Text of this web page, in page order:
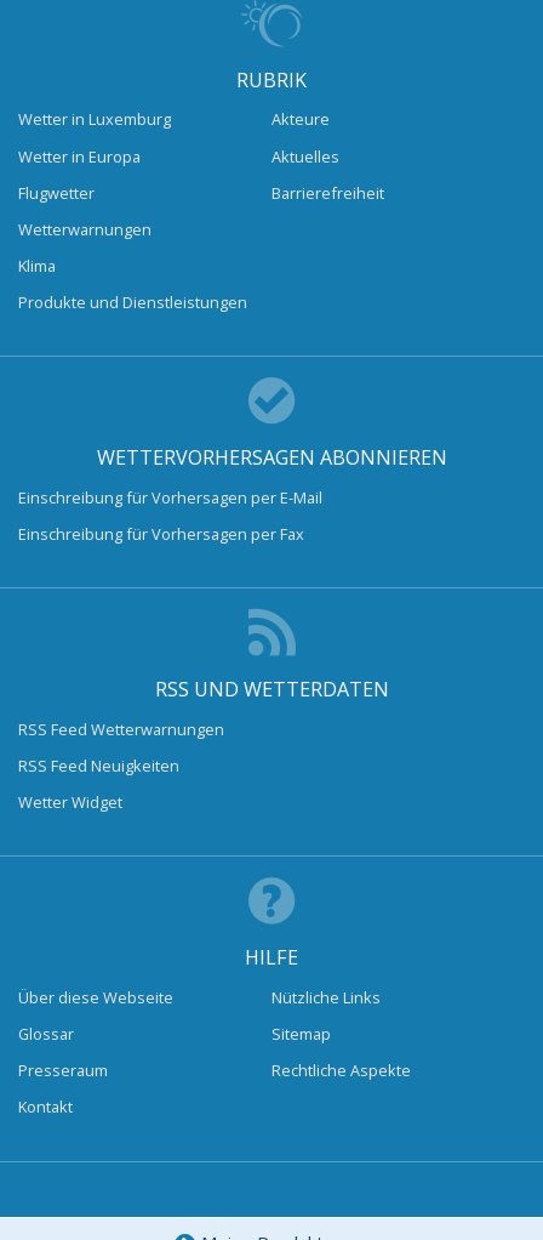
RUBRIK
Wetter in Luxemburg
Wetter in Europa
Flugwetter
Wetterwarnungen
Klima
Produkte und Dienstleistungen
Akteure
Aktuelles
Barrierefreiheit
WETTERVORHERSAGEN ABONNIEREN
Einschreibung für Vorhersagen per E-Mail
Einschreibung für Vorhersagen per Fax
RSS UND WETTERDATEN
RSS Feed Wetterwarnungen
RSS Feed Neuigkeiten
Wetter Widget
HILFE
Über diese Webseite
Glossar
Presseraum
Kontakt
Nützliche Links
Sitemap
Rechtliche Aspekte